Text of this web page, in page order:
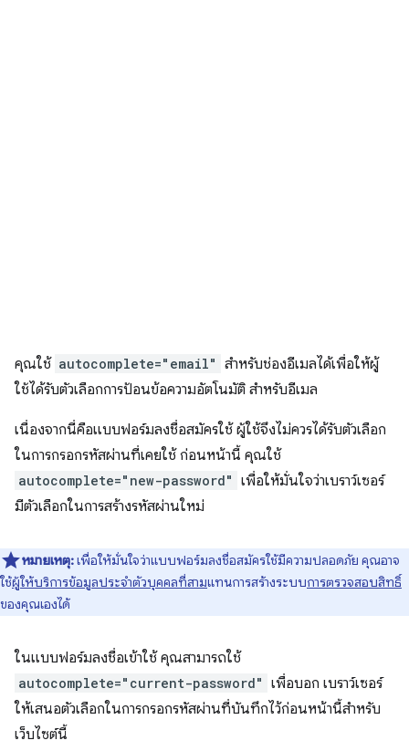
คุณใช้ autocomplete="email" สำหรับช่องอีเมลได้เพื่อให้ผู้
ใช้ได้รับตัวเลือกการป้อนข้อความอัตโนมัติ สำหรับอีเมล
เนื่องจากนี่คือแบบฟอร์มลงชื่อสมัครใช้ ผู้ใช้จึงไม่ควรได้รับตัวเลือก
ในการกรอกรหัสผ่านที่เคยใช้ ก่อนหน้านี้ คุณใช้
autocomplete="new-password" เพื่อให้มั่นใจว่าเบราว์เซอร์
มีตัวเลือกในการสร้างรหัสผ่านใหม่
หมายเหตุ:เพื่อให้มั่นใจว่าแบบฟอร์มลงชื่อสมัครใช้มีความปลอดภัย คุณอาจ
ใช้ผู้ให้บริการข้อมูลประจำตัวบุคคลที่สามแทนการสร้างระบบการตรวจสอบสิทธิ์
ของคุณเองได้
ในแบบฟอร์มลงชื่อเข้าใช้ คุณสามารถใช้
autocomplete="current-password" เพื่อบอก เบราว์เซอร์
ให้เสนอตัวเลือกในการกรอกรหัสผ่านที่บันทึกไว้ก่อนหน้านี้สำหรับ
เว็บไซต์นี้